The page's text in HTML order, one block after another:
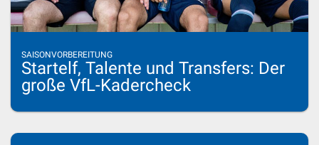
SAISONVORBEREITUNG
Startelf, Talente und Transfers: Der
große VfL-Kadercheck